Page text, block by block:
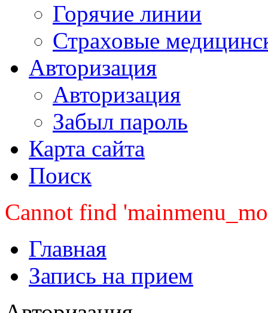
Горячие линии
Страховые
Авторизация
Авторизация
Забыл пароль
Карта сайта
Поиск
Cannot find
Главная
Запись на прием